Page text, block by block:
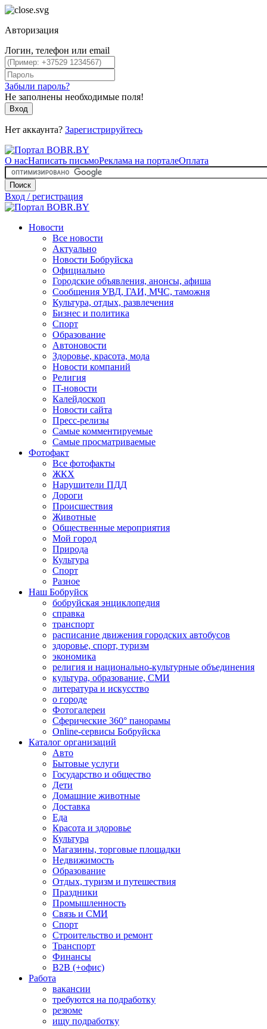
Авторизация
Логин, телефон или email
Забыли пароль?
Не заполнены необходимые поля!
Вход
Нет аккаунта? Зарегистрируйтесь
О насНаписать письмоРеклама на порталеОплата
Поиск
Вход / регистрация
Новости
Все новости
Актуально
Новости Бобруйска
Официально
Городские объявления, анонсы, афиша
Сообщения УВД, ГАИ, МЧС, таможня
Культура, отдых, развлечения
Бизнес и политика
Спорт
Образование
Автоновости
Здоровье, красота, мода
Новости компаний
Религия
IT-новости
Калейдоскоп
Новости сайта
Пресс-релизы
Самые комментируемые
Самые просматриваемые
Фотофакт
Все фотофакты
ЖКХ
Нарушители ПДД
Дороги
Происшествия
Животные
Общественные мероприятия
Мой город
Природа
Культура
Спорт
Разное
Наш Бобруйск
бобруйская энциклопедия
справка
транспорт
расписание движения городских автобусов
здоровье, спорт, туризм
экономика
религия и национально-культурные объединения
культура, образование, СМИ
литература и искусство
о городе
Фотогалереи
Сферические 360° панорамы
Online-сервисы Бобруйска
Каталог организаций
Авто
Бытовые услуги
Государство и общество
Дети
Домашние животные
Доставка
Еда
Красота и здоровье
Культура
Магазины, торговые площадки
Недвижимость
Образование
Отдых, туризм и путешествия
Праздники
Промышленность
Связь и СМИ
Спорт
Строительство и ремонт
Транспорт
Финансы
B2B (+офис)
Работа
вакансии
требуются на подработку
резюме
ищу подработку